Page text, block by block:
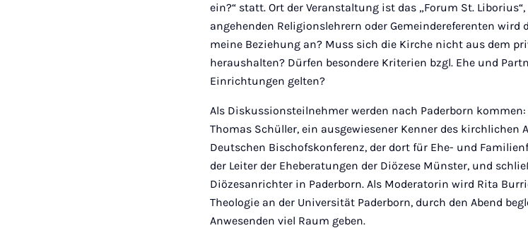
ein?“ statt. Ort der Veranstaltung ist das „Forum St.
angehenden Religionslehrern oder Gemeindereferenten
meine Beziehung an? Muss sich die Kirche nicht aus dem
heraushalten? Dürfen besondere Kriterien bzgl. Ehe und
Einrichtungen gelten?
Als Diskussionsteilnehmer werden nach Paderborn
Thomas Schüller, ein ausgewiesener Kenner des kirchlichen
Deutschen Bischofskonferenz, der dort für Ehe- und
der Leiter der Eheberatungen der Diözese Münster, und
Diözesanrichter in Paderborn. Als Moderatorin wird Rita
Theologie an der Universität Paderborn, durch den Abend
Anwesenden viel Raum geben.